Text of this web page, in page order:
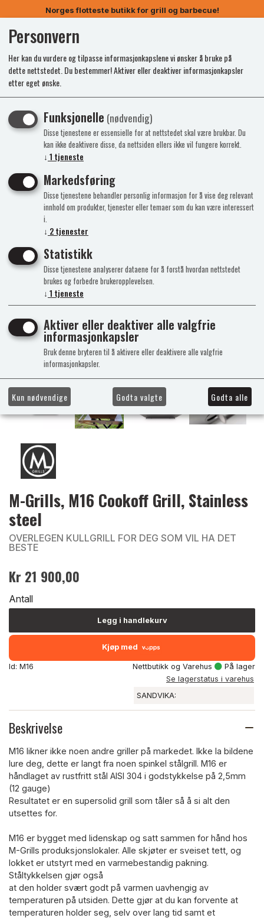
Norges flotteste butikk for grill og barbecue!
M-Grills, M16 Cookoff Grill, Stainless
steel
OVERLEGEN KULLGRILL FOR DEG SOM VIL HA DET
BESTE
Kr 21 900,00
Antall
Legg i handlekurv
Kjøp med
Id: M16 Nettbutikk og Varehus
På lager
Se lagerstatus i varehus
SANDVIKA:
Beskrivelse
M16 likner ikke noen andre griller på markedet. Ikke la bildene
lure deg, dette er langt fra noen spinkel stålgrill. M16 er
håndlaget av rustfritt stål AISI 304 i godstykkelse på 2,5mm
(12 gauge)
Resultatet er en supersolid grill som tåler så å si alt den
utsettes for.
M16 er bygget med lidenskap og satt sammen for hånd hos
M-Grills produksjonslokaler. Alle skjøter er sveiset tett, og
lokket er utstyrt med en varmebestandig pakning.
Ståltykkelsen gjør også
at den holder svært godt på varmen uavhengig av
temperaturen på utsiden. Dette gjør at du kan forvente at
temperaturen holder seg, selv over lang tid samt et
Personvern
Her kan du vurdere og tilpasse informasjonkapslene vi ønsker å bruke på
dette nettstedet. Du bestemmer! Aktiver eller deaktiver informasjonkapsler
etter eget ønske.
Funksjonelle (nødvendig)
Disse tjenestene er essensielle for at nettstedet skal være brukbar. Du
kan ikke deaktivere disse, da nettsiden ellers ikke vil fungere korrekt.
↓ 1 tjeneste
Markedsføring
Disse tjenestene behandler personlig informasjon for å vise deg relevant
innhold om produkter, tjenester eller temaer som du kan være interessert
i.
↓ 2tjenester
Statistikk
Disse tjenestene analyserer dataene for å forstå hvordan nettstedet
brukes og forbedre brukeropplevelsen.
↓ 1 tjeneste
Aktiver eller deaktiver alle valgfrie
informasjonkapsler
Bruk denne bryteren til å aktivere eller deaktivere alle valgfrie
informasjonkapsler.
Kun nødvendige Godta valgte Godta alle